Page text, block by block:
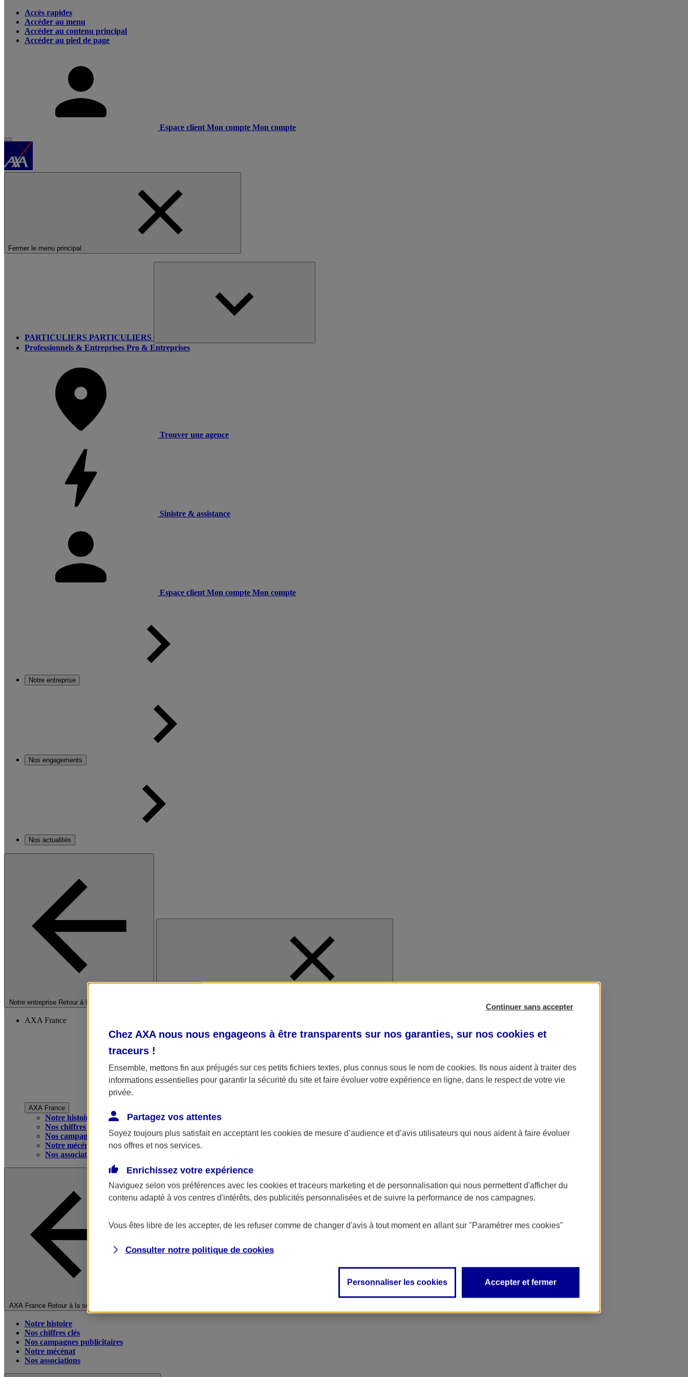
Accès rapides
Accéder au menu
Accéder au contenu principal
Accéder au pied de page
Espace client Mon compte Mon compte
Fermer le menu principal
PARTICULIERS PARTICULIERS
Professionnels & Entreprises Pro & Entreprises
Trouver une agence
Sinistre & assistance
Espace client Mon compte Mon compte
Notre entreprise
Nos engagements
Nos actualités
Notre entreprise Retour à la section précédente
AXA France
AXA France
Notre histoire
Nos chiffres clés
Nos campagnes publicitaires
Notre mécénat
Nos associations
AXA France Retour à la section précédente
Notre histoire
Nos chiffres clés
Nos campagnes publicitaires
Notre mécénat
Nos associations
Continuer sans accepter
Chez AXA nous nous engageons à être transparents sur nos garanties, sur nos cookies et
traceurs !
Ensemble, mettons fin aux préjugés sur ces petits fichiers textes, plus connus sous le nom de cookies. Ils nous aident à traiter des
informations essentielles pour garantir la sécurité du site et faire évoluer votre expérience en ligne, dans le respect de votre vie
privée.
Partagez vos attentes
Soyez toujours plus satisfait en acceptant les cookies de mesure d’audience et d’avis utilisateurs qui nous aident à faire évoluer
nos offres et nos services.
Enrichissez votre expérience
Naviguez selon vos préférences avec les cookies et traceurs marketing et de personnalisation qui nous permettent d'afficher du
contenu adapté à vos centres d'intérêts, des publicités personnalisées et de suivre la performance de nos campagnes.
Vous êtes libre de les accepter, de les refuser comme de changer d'avis à tout moment en allant sur "Paramétrer mes cookies"
Consulter notre politique de cookies
Personnaliser les cookies Accepter et fermer